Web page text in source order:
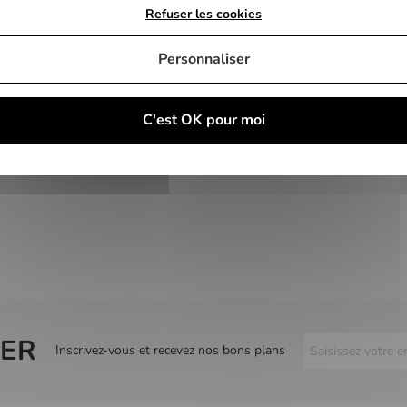
Inscrivez-vous et recevez nos bons plans
C'est OK pour moi
Refuser les cookies
Personnaliser